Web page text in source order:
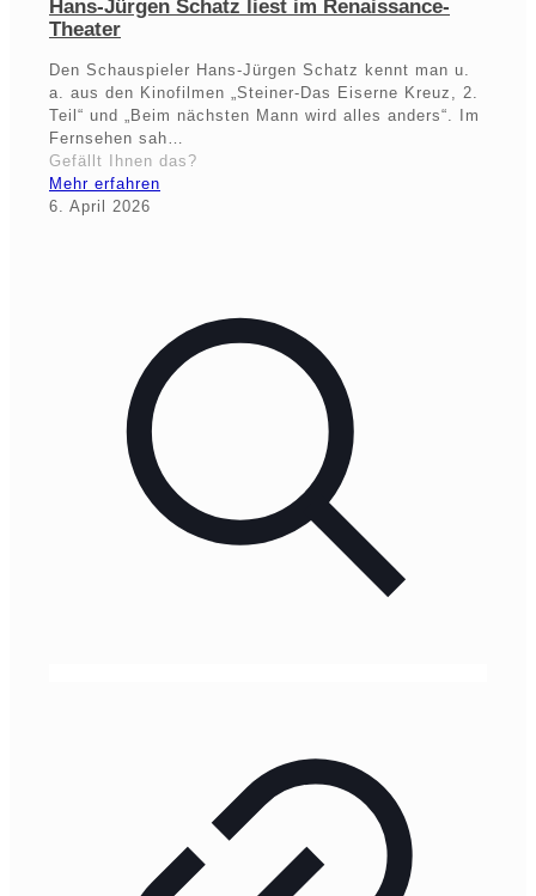
Hans-Jürgen Schatz liest im Renaissance-
Theater
Den Schauspieler Hans-Jürgen Schatz kennt man u.
a. aus den Kinofilmen „Steiner-Das Eiserne Kreuz, 2.
Teil“ und „Beim nächsten Mann wird alles anders“. Im
Fernsehen sah…
Gefällt Ihnen das?
Mehr erfahren
6. April 2026